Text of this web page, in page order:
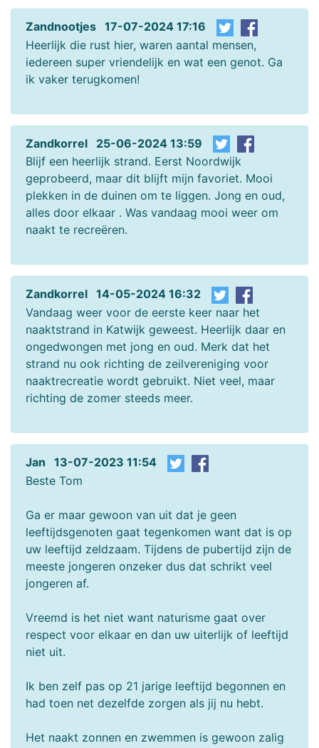
Zandnootjes 17-07-2024 17:16
Heerlijk die rust hier, waren aantal mensen,
iedereen super vriendelijk en wat een genot. Ga
ik vaker terugkomen!
Zandkorrel 25-06-2024 13:59
Blijf een heerlijk strand. Eerst Noordwijk
geprobeerd, maar dit blijft mijn favoriet. Mooi
plekken in de duinen om te liggen. Jong en oud,
alles door elkaar . Was vandaag mooi weer om
naakt te recreëren.
Zandkorrel 14-05-2024 16:32
Vandaag weer voor de eerste keer naar het
naaktstrand in Katwijk geweest. Heerlijk daar en
ongedwongen met jong en oud. Merk dat het
strand nu ook richting de zeilvereniging voor
naaktrecreatie wordt gebruikt. Niet veel, maar
richting de zomer steeds meer.
Jan 13-07-2023 11:54
Beste Tom
Ga er maar gewoon van uit dat je geen
leeftijdsgenoten gaat tegenkomen want dat is op
uw leeftijd zeldzaam. Tijdens de pubertijd zijn de
meeste jongeren onzeker dus dat schrikt veel
jongeren af.
Vreemd is het niet want naturisme gaat over
respect voor elkaar en dan uw uiterlijk of leeftijd
niet uit.
Ik ben zelf pas op 21 jarige leeftijd begonnen en
had toen net dezelfde zorgen als jij nu hebt.
Het naakt zonnen en zwemmen is gewoon zalig